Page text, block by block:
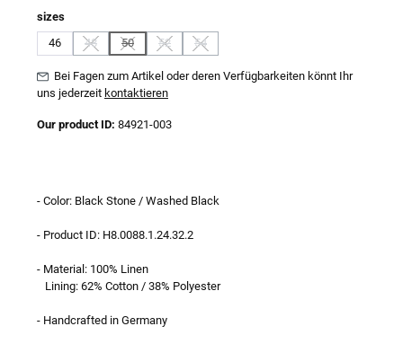
sizesauswählen
46
48
(Diese Option ist zurzeit nicht verfügbar.)
50
(Diese Option ist zurzeit nicht verfügbar.)
52
(Diese Option ist zurzeit nicht verfügbar.)
54
(Diese Option ist zurzeit nicht verfügbar.)
Bei Fagen zum Artikel oder deren Verfügbarkeiten könnt Ihr
uns jederzeit kontaktieren
Our product ID: 84921-003
- Color: Black Stone / Washed Black
- Product ID: H8.0088.1.24.32.2
- Material: 100% Linen
Lining: 62% Cotton / 38% Polyester
- Handcrafted in Germany